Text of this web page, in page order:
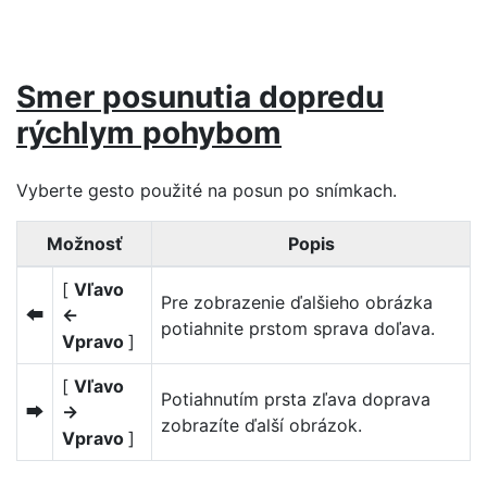
Smer posunutia dopredu
rýchlym pohybom
Vyberte gesto použité na posun po snímkach.
Možnosť Popis
S
[ Vľavo
←
Vpravo ]
Pre zobrazenie ďalšieho obrázka
potiahnite prstom sprava doľava.
T
[ Vľavo
→
Vpravo ]
Potiahnutím prsta zľava doprava
zobrazíte ďalší obrázok.